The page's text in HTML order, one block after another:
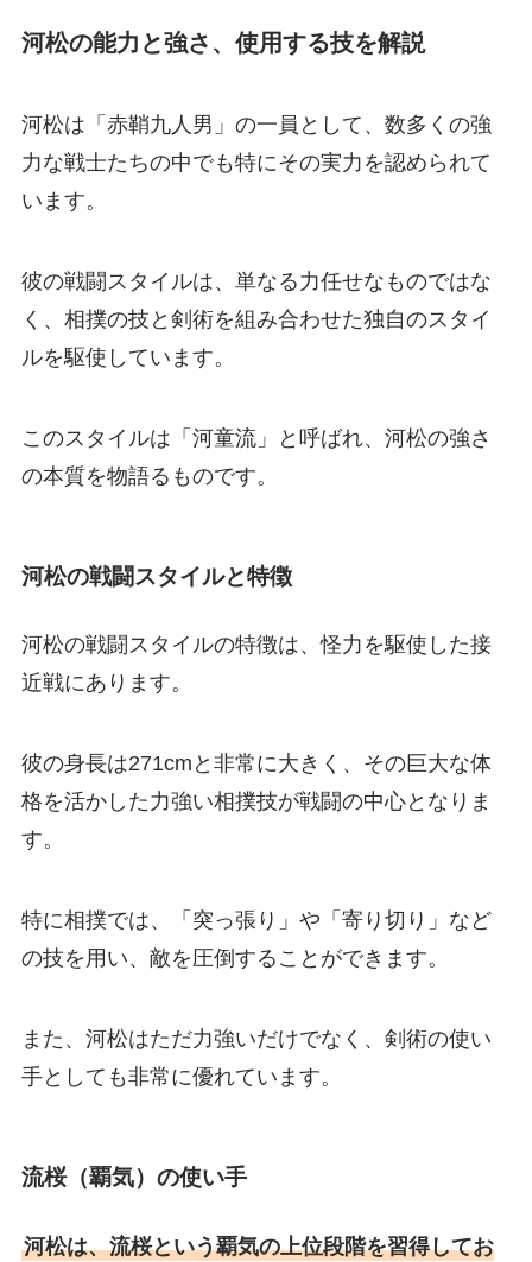
河松の能力と強さ、使用する技を解説
河松は「赤鞘九人男」の一員として、数多くの強
力な戦士たちの中でも特にその実力を認められて
います。
彼の戦闘スタイルは、単なる力任せなものではな
く、相撲の技と剣術を組み合わせた独自のスタイ
ルを駆使しています。
このスタイルは「河童流」と呼ばれ、河松の強さ
の本質を物語るものです。
河松の戦闘スタイルと特徴
河松の戦闘スタイルの特徴は、怪力を駆使した接
近戦にあります。
彼の身長は271cmと非常に大きく、その巨大な体
格を活かした力強い相撲技が戦闘の中心となりま
す。
特に相撲では、「突っ張り」や「寄り切り」など
の技を用い、敵を圧倒することができます。
また、河松はただ力強いだけでなく、剣術の使い
手としても非常に優れています。
流桜（覇気）の使い手
河松は、流桜という覇気の上位段階を習得してお